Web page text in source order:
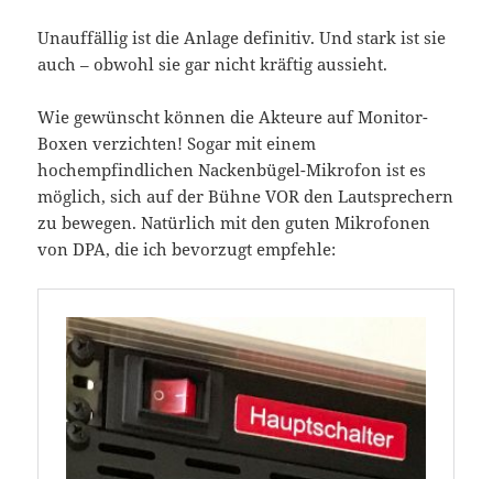
Unauffällig ist die Anlage definitiv. Und stark ist sie
auch – obwohl sie gar nicht kräftig aussieht.
Wie gewünscht können die Akteure auf Monitor-
Boxen verzichten! Sogar mit einem
hochempfindlichen Nackenbügel-Mikrofon ist es
möglich, sich auf der Bühne VOR den Lautsprechern
zu bewegen. Natürlich mit den guten Mikrofonen
von DPA, die ich bevorzugt empfehle: